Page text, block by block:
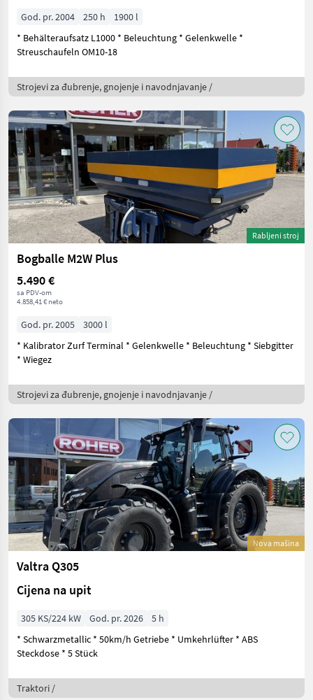
God. pr. 2004 250 h
1900 l
* Behälteraufsatz L1000 * Beleuchtung * Gelenkwelle *
Streuschaufeln OM10-18
Strojevi za đubrenje, gnojenje i navodnjavanje /
Rabljeni stroj
Bogballe M2W Plus
5.490 €
sa PDV-om
4.858,41 € neto
God. pr. 2005
3000 l
* Kalibrator Zurf Terminal * Gelenkwelle * Beleuchtung * Siebgitter
* Wiegez
Strojevi za đubrenje, gnojenje i navodnjavanje /
Nova mašina
Valtra Q305
Cijena na upit
305 KS/224 kW God. pr. 2026
5 h
* Schwarzmetallic * 50km/h Getriebe * Umkehrlüfter * ABS
Steckdose * 5 Stück
Traktori /